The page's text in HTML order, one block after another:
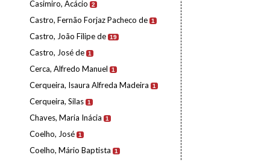
Casimiro, Acácio 2
Castro, Fernão Forjaz Pacheco de 1
Castro, João Filipe de 19
Castro, José de 1
Cerca, Alfredo Manuel 1
Cerqueira, Isaura Alfreda Madeira 1
Cerqueira, Silas 1
Chaves, Maria Inácia 1
Coelho, José 1
Coelho, Mário Baptista 1